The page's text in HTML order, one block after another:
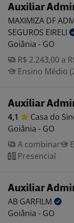
Auxiliar
MAXIMIZA DF
SEGUROS EIRELI
Goiânia - GO
R$ 2.243,00 a
Ensino Médio
Auxiliar
4,1 Casa do
Goiânia - GO
A combinar
Presencial
Auxiliar
AB GARFILM
Goiânia - GO